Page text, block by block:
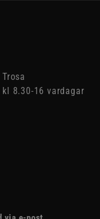
8.30-16 vardagar